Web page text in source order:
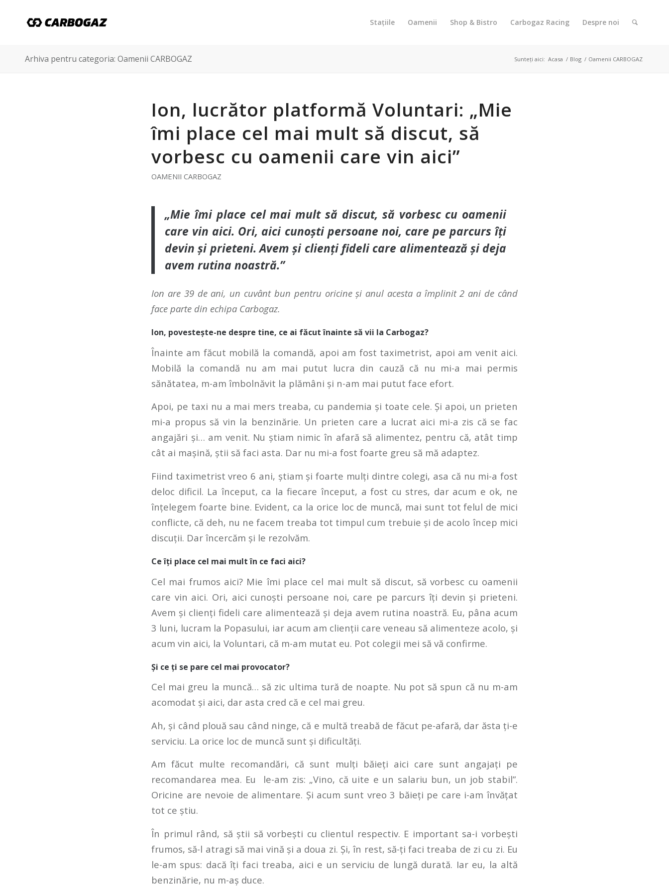
Stațiile Oamenii Shop & Bistro Carbogaz Racing Despre noi
Arhiva pentru categoria: Oamenii CARBOGAZ Sunteți aici: Acasa / Blog / Oamenii CARBOGAZ
Ion, lucrător platformă Voluntari: „Mie
îmi place cel mai mult să discut, să
vorbesc cu oamenii care vin aici”
OAMENII CARBOGAZ
„Mie îmi place cel mai mult să discut, să vorbesc cu oamenii
care vin aici. Ori, aici cunoști persoane noi, care pe parcurs îți
devin și prieteni. Avem și clienți fideli care alimentează și deja
avem rutina noastră.”
Ion are 39 de ani, un cuvânt bun pentru oricine și anul acesta a împlinit 2 ani de când
face parte din echipa Carbogaz.
Ion, povestește-ne despre tine, ce ai făcut înainte să vii la Carbogaz?
Înainte am făcut mobilă la comandă, apoi am fost taximetrist, apoi am venit aici.
Mobilă la comandă nu am mai putut lucra din cauză că nu mi-a mai permis
sănătatea, m-am îmbolnăvit la plămâni și n-am mai putut face efort.
Apoi, pe taxi nu a mai mers treaba, cu pandemia și toate cele. Și apoi, un prieten
mi-a propus să vin la benzinărie. Un prieten care a lucrat aici mi-a zis că se fac
angajări și… am venit. Nu știam nimic în afară să alimentez, pentru că, atât timp
cât ai mașină, știi să faci asta. Dar nu mi-a fost foarte greu să mă adaptez.
Fiind taximetrist vreo 6 ani, știam și foarte mulți dintre colegi, asa că nu mi-a fost
deloc dificil. La început, ca la fiecare început, a fost cu stres, dar acum e ok, ne
înțelegem foarte bine. Evident, ca la orice loc de muncă, mai sunt tot felul de mici
conflicte, că deh, nu ne facem treaba tot timpul cum trebuie și de acolo încep mici
discuții. Dar încercăm și le rezolvăm.
Ce îți place cel mai mult în ce faci aici?
Cel mai frumos aici? Mie îmi place cel mai mult să discut, să vorbesc cu oamenii
care vin aici. Ori, aici cunoști persoane noi, care pe parcurs îți devin și prieteni.
Avem și clienți fideli care alimentează și deja avem rutina noastră. Eu, pâna acum
3 luni, lucram la Popasului, iar acum am clienții care veneau să alimenteze acolo, și
acum vin aici, la Voluntari, că m-am mutat eu. Pot colegii mei să vă confirme.
Și ce ți se pare cel mai provocator?
Cel mai greu la muncă… să zic ultima tură de noapte. Nu pot să spun că nu m-am
acomodat și aici, dar asta cred că e cel mai greu.
Ah, și când plouă sau când ninge, că e multă treabă de făcut pe-afară, dar ăsta ți-e
serviciu. La orice loc de muncă sunt și dificultăți.
Am făcut multe recomandări, că sunt mulți băieți aici care sunt angajați pe
recomandarea mea. Eu le-am zis: „Vino, că uite e un salariu bun, un job stabil”.
Oricine are nevoie de alimentare. Și acum sunt vreo 3 băieți pe care i-am învățat
tot ce știu.
În primul rând, să știi să vorbești cu clientul respectiv. E important sa-i vorbești
frumos, să-l atragi să mai vină și a doua zi. Și, în rest, să-ți faci treaba de zi cu zi. Eu
le-am spus: dacă îți faci treaba, aici e un serviciu de lungă durată. Iar eu, la altă
benzinărie, nu m-aș duce.